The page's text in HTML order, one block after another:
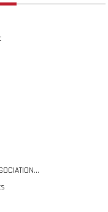
GOVERNMENTS/ASSOCIATIONS/FASTENER GROUPS